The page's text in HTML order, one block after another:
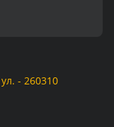
- 260310